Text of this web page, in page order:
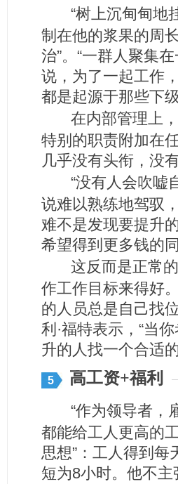
“树上沉甸甸
制在他的浆果的周
治”。“一群人聚集
说，为了一起工作
都是起源于那些下
在内部管理上
特别的职责附加在
几乎没有头衔，没
“没有人会吹嘘
说难以熟练地驾驭
难不是发现要提升
希望得到更多钱的
这反而是正常
作工作目标来得好
的人员总是自己找
利·福特表示，“当
升的人找一个合适
5 高工资+福利
“作为领导者，
都能给工人更高的
思想”：工人得到
短为8小时。他不主